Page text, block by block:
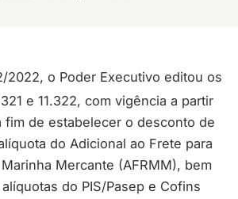
2022, o Poder Executivo editou os
e 11.322, com vigência a partir
fim de estabelecer o desconto de
do Adicional ao Frete para
Mercante (AFRMM), bem
do PIS/Pasep e Cofins